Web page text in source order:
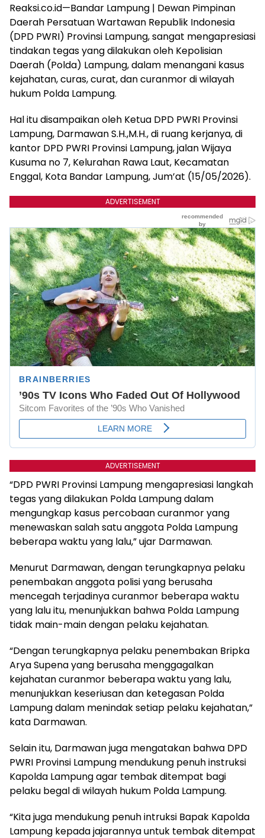
Reaksi.co.id—Bandar Lampung | Dewan Pimpinan
Daerah Persatuan Wartawan Republik Indonesia
(DPD PWRI) Provinsi Lampung, sangat mengapresiasi
tindakan tegas yang dilakukan oleh Kepolisian
Daerah (Polda) Lampung, dalam menangani kasus
kejahatan, curas, curat, dan curanmor di wilayah
hukum Polda Lampung.
Hal itu disampaikan oleh Ketua DPD PWRI Provinsi
Lampung, Darmawan S.H.,M.H., di ruang kerjanya, di
kantor DPD PWRI Provinsi Lampung, jalan Wijaya
Kusuma no 7, Kelurahan Rawa Laut, Kecamatan
Enggal, Kota Bandar Lampung, Jum’at (15/05/2026).
ADVERTISEMENT
ADVERTISEMENT
“DPD PWRI Provinsi Lampung mengapresiasi langkah
tegas yang dilakukan Polda Lampung dalam
mengungkap kasus percobaan curanmor yang
menewaskan salah satu anggota Polda Lampung
beberapa waktu yang lalu,” ujar Darmawan.
Menurut Darmawan, dengan terungkapnya pelaku
penembakan anggota polisi yang berusaha
mencegah terjadinya curanmor beberapa waktu
yang lalu itu, menunjukkan bahwa Polda Lampung
tidak main-main dengan pelaku kejahatan.
“Dengan terungkapnya pelaku penembakan Bripka
Arya Supena yang berusaha menggagalkan
kejahatan curanmor beberapa waktu yang lalu,
menunjukkan keseriusan dan ketegasan Polda
Lampung dalam menindak setiap pelaku kejahatan,”
kata Darmawan.
Selain itu, Darmawan juga mengatakan bahwa DPD
PWRI Provinsi Lampung mendukung penuh instruksi
Kapolda Lampung agar tembak ditempat bagi
pelaku begal di wilayah hukum Polda Lampung.
“Kita juga mendukung penuh intruksi Bapak Kapolda
Lampung kepada jajarannya untuk tembak ditempat